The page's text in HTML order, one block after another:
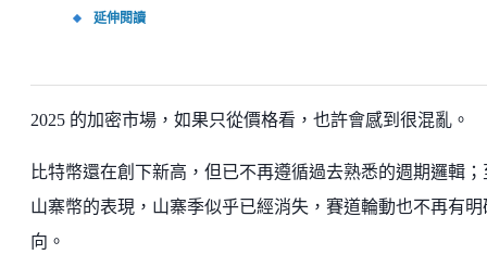
延伸閱讀
2025 的加密市場，如果只從價格看，也許會感到很混亂。
比特幣還在創下新高，但已不再遵循過去熟悉的週期邏輯；
山寨幣的表現，山寨季似乎已經消失，賽道輪動也不再有明
向。